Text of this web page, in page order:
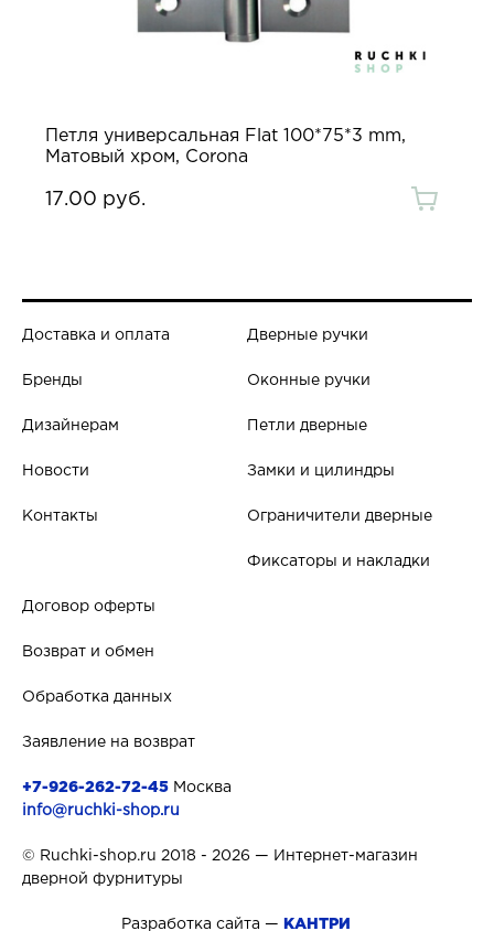
Петля универсальная Flat 100*75*3 mm,
Матовый хром, Corona
17.00 руб.
Доставка и оплата
Бренды
Дизайнерам
Новости
Контакты
Дверные ручки
Оконные ручки
Петли дверные
Замки и цилиндры
Ограничители дверные
Фиксаторы и накладки
Договор оферты
Возврат и обмен
Обработка данных
Заявление на возврат
+7-926-262-72-45 Москва
info@ruchki-shop.ru
© Ruchki-shop.ru 2018 - 2026 — Интернет-магазин
дверной фурнитуры
Разработка сайта — КАНТРИ